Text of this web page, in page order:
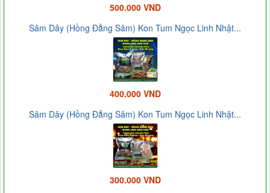
500.000 VND
Sâm Dây (Hồng Đẳng Sâm) Kon Tum Ngọc Linh Nhật...
400.000 VND
Sâm Dây (Hồng Đẳng Sâm) Kon Tum Ngọc Linh Nhật...
300.000 VND